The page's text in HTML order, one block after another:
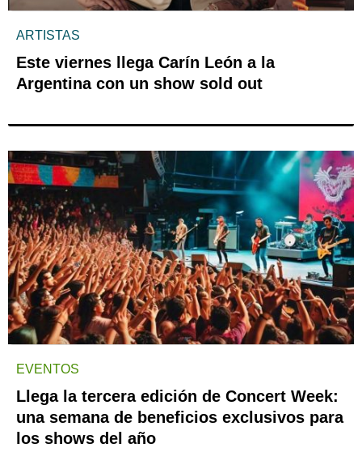
ARTISTAS
Este viernes llega Carín León a la
Argentina con un show sold out
EVENTOS
Llega la tercera edición de Concert Week:
una semana de beneficios exclusivos para
los shows del año